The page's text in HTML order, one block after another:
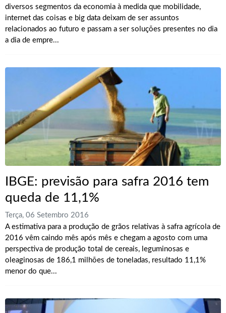
diversos segmentos da economia à medida que mobilidade,
internet das coisas e big data deixam de ser assuntos
relacionados ao futuro e passam a ser soluções presentes no dia
a dia de empre...
IBGE: previsão para safra 2016 tem
queda de 11,1%
Terça, 06 Setembro 2016
A estimativa para a produção de grãos relativas à safra agrícola de
2016 vêm caindo mês após mês e chegam a agosto com uma
perspectiva de produção total de cereais, leguminosas e
oleaginosas de 186,1 milhões de toneladas, resultado 11,1%
menor do que...